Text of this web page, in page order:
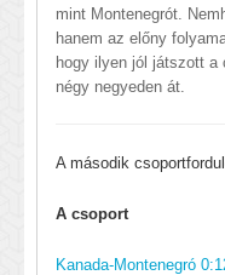
mint Montenegrót.
hanem az előny
hogy ilyen jól játszott a
négy negyeden át.
A második
A csoport
Kanada-Montenegró